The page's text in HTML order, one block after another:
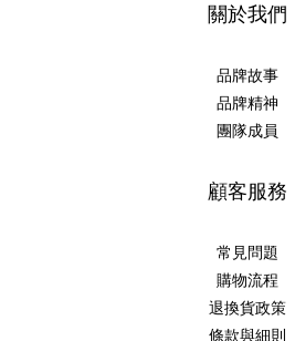
關於我們
品牌故事
品牌精神
團隊成員
顧客服務
常見問題
購物流程
退換貨政策
條款與細則